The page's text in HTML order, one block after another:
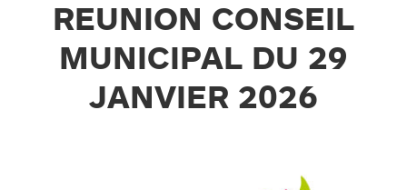
REUNION CONSEIL
MUNICIPAL DU 29
JANVIER 2026